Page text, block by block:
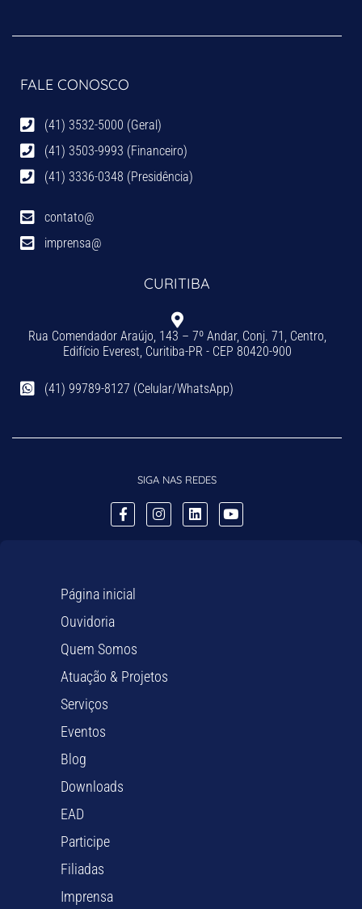
FALE CONOSCO
(41) 3532-5000 (Geral)
(41) 3503-9993 (Financeiro)
(41) 3336-0348 (Presidência)
contato@
imprensa@
CURITIBA
Rua Comendador Araújo, 143 – 7º Andar, Conj. 71, Centro,
Edifício Everest, Curitiba-PR - CEP 80420-900
(41) 99789-8127 (Celular/WhatsApp)
SIGA NAS REDES
Página inicial
Ouvidoria
Quem Somos
Atuação & Projetos
Serviços
Eventos
Blog
Downloads
EAD
Participe
Filiadas
Imprensa